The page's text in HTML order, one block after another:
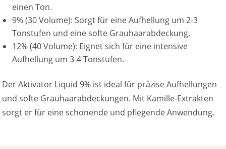
einen Ton.
9% (30 Volume): Sorgt für eine Aufhellung um 2-3
Tonstufen und eine softe Grauhaarabdeckung.
12% (40 Volume): Eignet sich für eine intensive
Aufhellung um 3-4 Tonstufen.
Der Aktivator Liquid 9% ist ideal für präzise Aufhellungen
und softe Grauhaarabdeckungen. Mit Kamille-Extrakten
sorgt er für eine schonende und pflegende Anwendung.